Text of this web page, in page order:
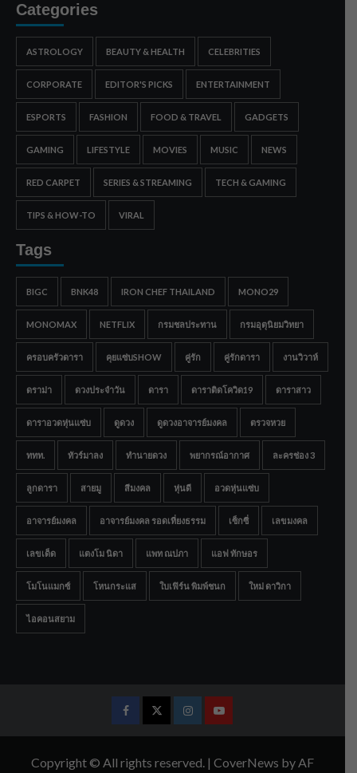
Categories
ASTROLOGY BEAUTY & HEALTH CELEBRITIES
CORPORATE EDITOR'S PICKS ENTERTAINMENT
ESPORTS FASHION FOOD & TRAVEL GADGETS
GAMING LIFESTYLE MOVIES MUSIC NEWS
RED CARPET SERIES & STREAMING TECH & GAMING
TIPS & HOW-TO VIRAL
Tags
BIGC BNK48 IRON CHEF THAILAND MONO29
MONOMAX NETFLIX กรมชลประทาน กรมอุตุนิยมวิทยา
ครอบครัวดารา คุยแซ่บSHOW คู่รัก คู่รักดารา งานวิวาห์
ดราม่า ดวงประจำวัน ดารา ดาราติดโควิด19 ดาราสาว
ดาราอวดหุ่นแซ่บ ดูดวง ดูดวงอาจารย์มงคล ตรวจหวย
ททท. ทัวร์มาลง ทำนายดวง พยากรณ์อากาศ ละครช่อง 3
ลูกดารา สายมู สีมงคล หุ่นดี อวดหุ่นแซ่บ
อาจารย์มงคล อาจารย์มงคล รอดเที่ยงธรรม เซ็กซี่ เลขมงคล
เลขเด็ด แตงโม นิดา แพท ณปภา แอฟ ทักษอร
โมโนแมกซ์ โหนกระแส ใบเฟิร์น พิมพ์ชนก ใหม่ ดาวิกา
ไอคอนสยาม
FacebookTwitterInstagramYoutube
Copyright © All rights reserved. | CoverNews by AF